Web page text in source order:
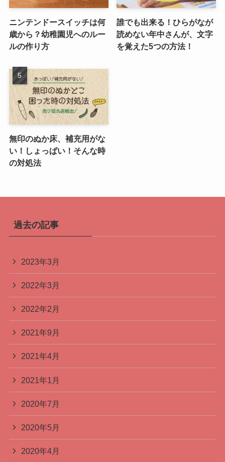
ニンテンドースイッチは何
歳から？幼稚園児へのルー
ルの作り方
誰でも出来る！ひらがなが
読めない年中さんが、文字
を覚えた5つの方法！
無印のぬか床、補充用がな
い！しょっぱい！そんな時
の対処法
過去の記事
2023年3月
2022年3月
2022年2月
2021年9月
2021年4月
2021年1月
2020年7月
2020年5月
2020年4月